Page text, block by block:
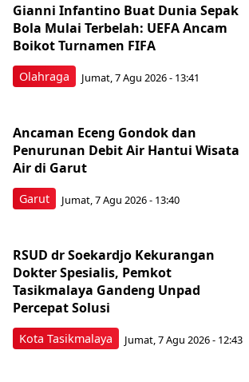
Olahraga
Gianni Infantino Buat Dunia Sepak
Bola Mulai Terbelah: UEFA Ancam
Boikot Turnamen FIFA
Jumat, 7 Agu 2026 - 13:41
Garut
Ancaman Eceng Gondok dan
Penurunan Debit Air Hantui Wisata
Air di Garut
Jumat, 7 Agu 2026 - 13:40
Kota Tasikmalaya
RSUD dr Soekardjo Kekurangan
Dokter Spesialis, Pemkot
Tasikmalaya Gandeng Unpad
Percepat Solusi
Jumat, 7 Agu 2026 - 12:43